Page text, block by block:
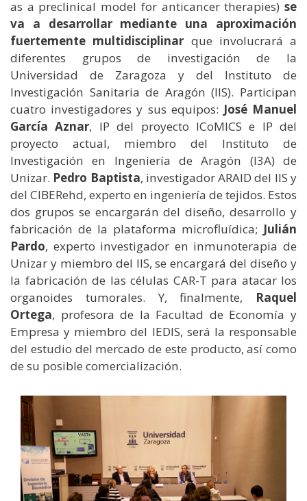
as a preclinical model for anticancer therapies) se
va a desarrollar mediante una aproximación
fuertemente multidisciplinar que involucrará a
diferentes grupos de investigación de la
Universidad de Zaragoza y del Instituto de
Investigación Sanitaria de Aragón (IIS). Participan
cuatro investigadores y sus equipos: José Manuel
García Aznar, IP del proyecto ICoMICS e IP del
proyecto actual, miembro del Instituto de
Investigación en Ingeniería de Aragón (I3A) de
Unizar. Pedro Baptista, investigador ARAID del IIS y
del CIBERehd, experto en ingeniería de tejidos. Estos
dos grupos se encargarán del diseño, desarrollo y
fabricación de la plataforma microfluídica; Julián
Pardo, experto investigador en inmunoterapia de
Unizar y miembro del IIS, se encargará del diseño y
la fabricación de las células CAR-T para atacar los
organoides tumorales. Y, finalmente, Raquel
Ortega, profesora de la Facultad de Economía y
Empresa y miembro del IEDIS, será la responsable
del estudio del mercado de este producto, así como
de su posible comercialización.